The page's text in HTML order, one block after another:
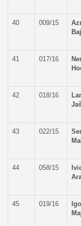
40 009/15
41 017/16
42 018/16
43 022/15
44 058/15
45 019/16